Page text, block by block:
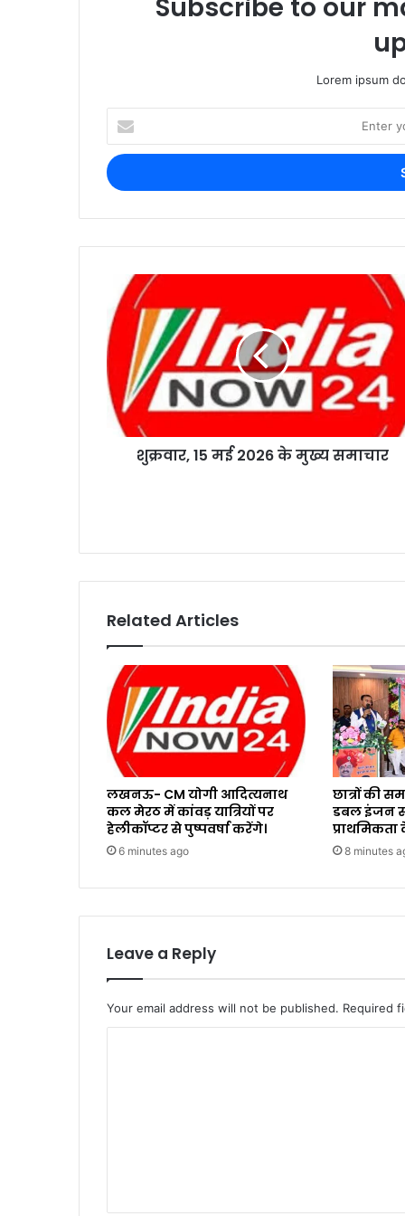
Subscribe to our
Lorem ipsum
शुक्रवार, 15 मई 2026 के मुख्य समाचार
Related Articles
लखनऊ- CM योगी आदित्यनाथ
कल मेरठ में कांवड़ यात्रियों पर
हेलीकॉप्टर से पुष्पवर्षा करेंगे।
6 minutes ago
छात्रों की
डबल इंजन
प्राथमिकता
8 minutes
Leave a Reply
Your email address will not be published. Required